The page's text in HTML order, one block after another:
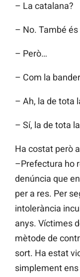
– La catalana?
– No. També és
– Però…
– Com la
– Ah, la de tota
– Sí, la de tota
Ha costat però
–Prefectura ho
denúncia que
per a res. Per
intolerància
anys. Víctimes
mètode de
sort. Ha estat
simplement